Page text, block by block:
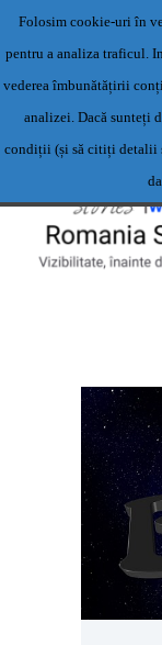
Servicii
Contact:
Folosim cookie-uri în
pentru a analiza traficul.
vederea îmbunătățirii
analizei. Dacă sunteți
condiții (și să citiți detalii